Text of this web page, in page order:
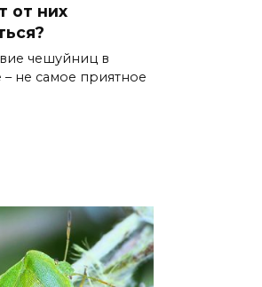
от них
чешуйниц в
– не самое приятное